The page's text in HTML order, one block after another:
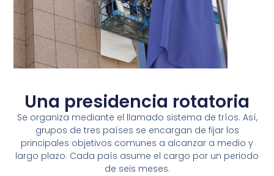
Una presidencia rotatoria
Se organiza mediante el llamado sistema de tríos. Así,
grupos de tres países se encargan de fijar los
principales objetivos comunes a alcanzar a medio y
largo plazo. Cada país asume el cargo por un periodo
de seis meses.